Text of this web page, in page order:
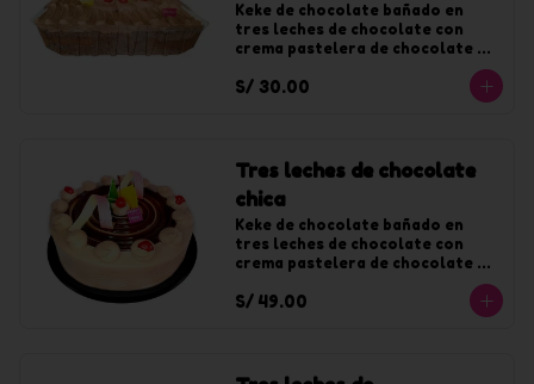
Keke de chocolate bañado en
tres leches de chocolate con
crema pastelera de chocolate y
chocolate.
S/ 30.00
Tres leches de chocolate
chica
Keke de chocolate bañado en
tres leches de chocolate con
crema pastelera de chocolate y
chocolate. Para 10 tajadas
S/ 49.00